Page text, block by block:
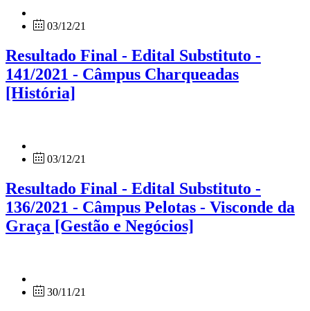
03/12/21
Resultado Final - Edital Substituto -
141/2021 - Câmpus Charqueadas
[História]
03/12/21
Resultado Final - Edital Substituto -
136/2021 - Câmpus Pelotas - Visconde da
Graça [Gestão e Negócios]
30/11/21